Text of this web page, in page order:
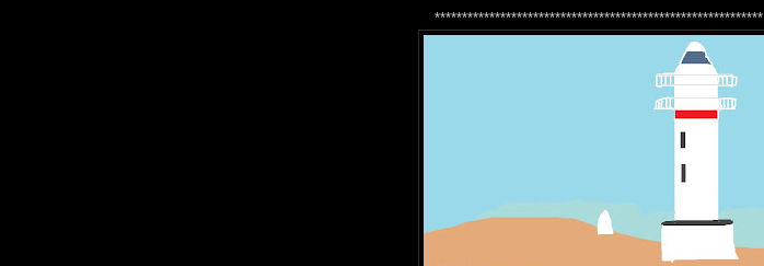
************************************************************